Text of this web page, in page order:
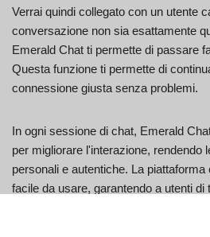
Verrai quindi collegato con un utente
conversazione non sia esattamente
Emerald Chat ti permette di passare
Questa funzione ti permette di
connessione giusta senza problemi.
In ogni sessione di chat, Emerald
per migliorare l'interazione, rendendo
personali e autentiche. La
facile da usare, garantendo a utenti